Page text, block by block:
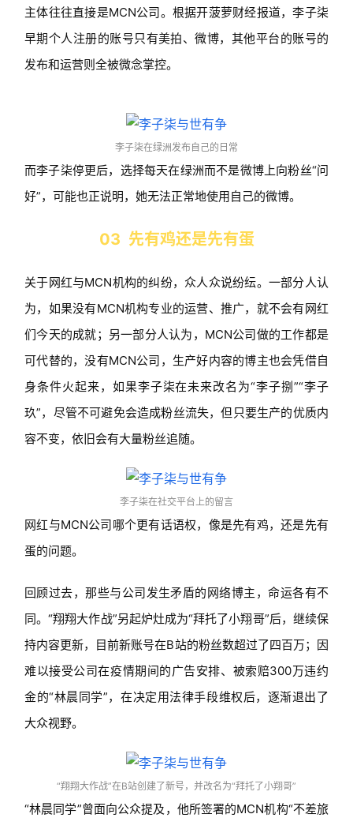
主体往往直接是MCN公司。根据开菠萝财经报道，李子柒
早期个人注册的账号只有美拍、微博，其他平台的账号的
发布和运营则全被微念掌控。
李子柒在绿洲发布自己的日常
而李子柒停更后，选择每天在绿洲而不是微博上向粉丝“问
好”，可能也正说明，她无法正常地使用自己的微博。
03 先有鸡还是先有蛋
关于网红与MCN机构的纠纷，众人众说纷纭。一部分人认
为，如果没有MCN机构专业的运营、推广，就不会有网红
们今天的成就；另一部分人认为，MCN公司做的工作都是
可代替的，没有MCN公司，生产好内容的博主也会凭借自
身条件火起来，如果李子柒在未来改名为“李子捌”“李子
玖”，尽管不可避免会造成粉丝流失，但只要生产的优质内
容不变，依旧会有大量粉丝追随。
李子柒在社交平台上的留言
网红与MCN公司哪个更有话语权，像是先有鸡，还是先有
蛋的问题。
回顾过去，那些与公司发生矛盾的网络博主，命运各有不
同。“翔翔大作战”另起炉灶成为“拜托了小翔哥”后，继续保
持内容更新，目前新账号在B站的粉丝数超过了四百万；因
难以接受公司在疫情期间的广告安排、被索赔300万违约
金的“林晨同学”，在决定用法律手段维权后，逐渐退出了
大众视野。
“翔翔大作战”在B站创建了新号，并改名为“拜托了小翔哥”
“林晨同学”曾面向公众提及，他所签署的MCN机构“不差旅